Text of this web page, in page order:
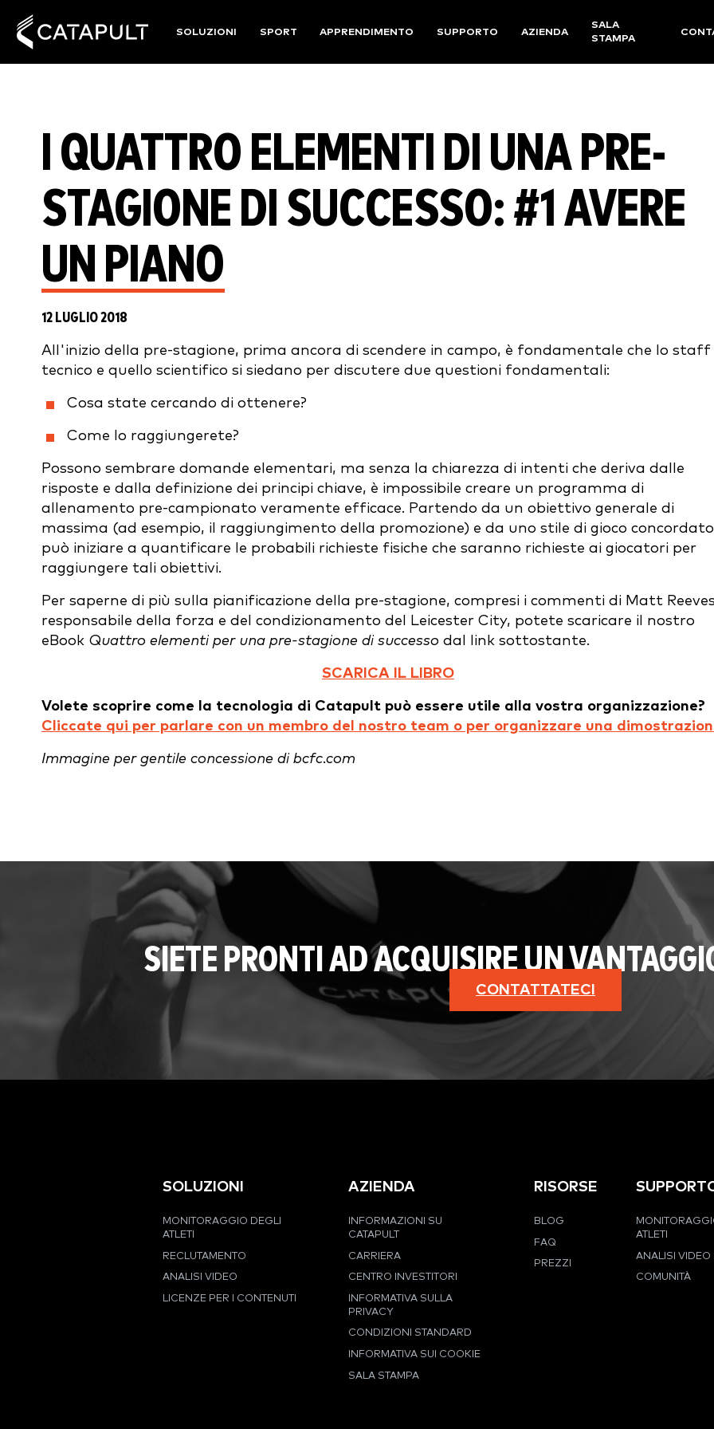
SOLUZIONI SPORT APPRENDIMENTO SUPPORTO AZIENDA
SALA
STAMPA
I QUATTRO ELEMENTI DI UNA PRE-
STAGIONE DI SUCCESSO: #1 AVERE
UN PIANO
12 LUGLIO 2018
All'inizio della pre-stagione, prima ancora di scendere in campo, è fondamentale che lo staff
tecnico e quello scientifico si siedano per discutere due questioni fondamentali:
Cosa state cercando di ottenere?
Come lo raggiungerete?
Possono sembrare domande elementari, ma senza la chiarezza di intenti che deriva dalle
risposte e dalla definizione dei principi chiave, è impossibile creare un programma di
allenamento pre-campionato veramente efficace. Partendo da un obiettivo generale di
massima (ad esempio, il raggiungimento della promozione) e da uno stile di gioco
può iniziare a quantificare le probabili richieste fisiche che saranno richieste ai giocatori per
raggiungere tali obiettivi.
Per saperne di più sulla pianificazione della pre-stagione, compresi i commenti di Matt
responsabile della forza e del condizionamento del Leicester City, potete scaricare il nostro
eBook Quattro elementi per una pre-stagione di successo dal link sottostante.
SCARICA IL LIBRO
Volete scoprire come la tecnologia di Catapult può essere utile alla vostra organizzazione?
Cliccate qui per parlare con un membro del nostro team o per organizzare una
Immagine per gentile concessione di bcfc.com
SIETE PRONTI AD ACQUISIRE UN
CONTATTATECI
SOLUZIONI
MONITORAGGIO DEGLI
ATLETI
RECLUTAMENTO
ANALISI VIDEO
LICENZE PER I CONTENUTI
AZIENDA
INFORMAZIONI SU
CATAPULT
CARRIERA
CENTRO INVESTITORI
INFORMATIVA SULLA
PRIVACY
CONDIZIONI STANDARD
INFORMATIVA SUI COOKIE
SALA STAMPA
RISORSE
BLOG
FAQ
PREZZI
ATLETI
ANALISI VIDEO
COMUNITÀ